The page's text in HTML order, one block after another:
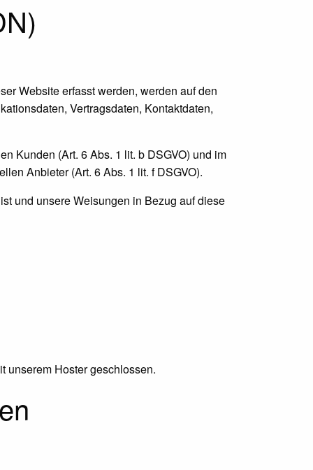
Website erfasst werden, werden auf den
Vertragsdaten, Kontaktdaten,
Kunden (Art. 6 Abs. 1 lit. b DSGVO) und im
Anbieter (Art. 6 Abs. 1 lit. f DSGVO).
und unsere Weisungen in Bezug auf diese
unserem Hoster geschlossen.